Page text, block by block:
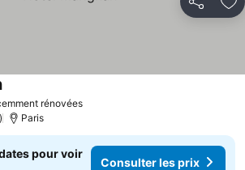
Partager
rénovées
Paris
pour voir
Consulter les prix